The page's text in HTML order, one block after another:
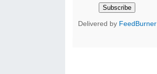
Delivered by FeedBurner